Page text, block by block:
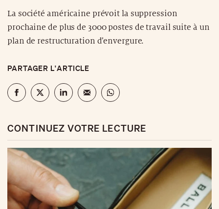
La société américaine prévoit la suppression
prochaine de plus de 3000 postes de travail suite à un
plan de restructuration d’envergure.
PARTAGER L'ARTICLE
CONTINUEZ VOTRE LECTURE